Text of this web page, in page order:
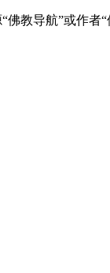
教导航”或作者“